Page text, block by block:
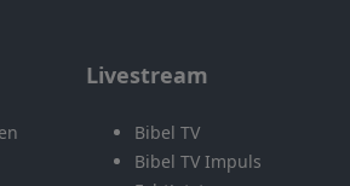
Livestream
Bibel TV
Bibel TV Impuls